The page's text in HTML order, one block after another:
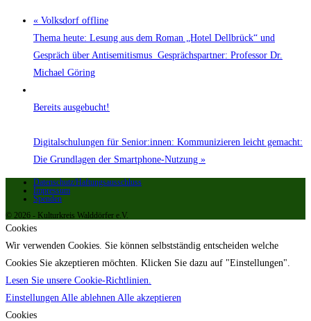
« Volksdorf offline
Thema heute: Lesung aus dem Roman „Hotel Dellbrück“ und
Gespräch über Antisemitismus Gesprächspartner: Professor Dr.
Michael Göring
Bereits ausgebucht!
Digitalschulungen für Senior:innen: Kommunizieren leicht gemacht:
Die Grundlagen der Smartphone-Nutzung »
Datenschutz/Haftungsausschluss
Impressum
Spenden
© 2026 - Kulturkreis Walddörfer e.V.
Cookies
Wir verwenden Cookies. Sie können selbstständig entscheiden welche
Cookies Sie akzeptieren möchten. Klicken Sie dazu auf "Einstellungen".
Lesen Sie unsere Cookie-Richtlinien.
Einstellungen Alle ablehnen Alle akzeptieren
Cookies